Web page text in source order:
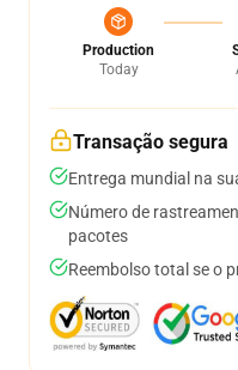
Production
Today
Transação segura
Entrega mundial na
Número de
pacotes
Reembolso total se o